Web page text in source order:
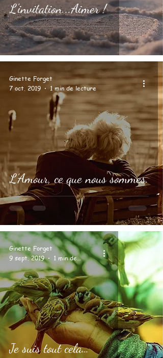
L'invitation...Aimer !
L’Amour, ce que nous sommes.
Ginette Forget
7 oct. 2019
1 min de lecture
Je suis tout cela…
Ginette Forget
9 sept. 2019
1 min de lecture